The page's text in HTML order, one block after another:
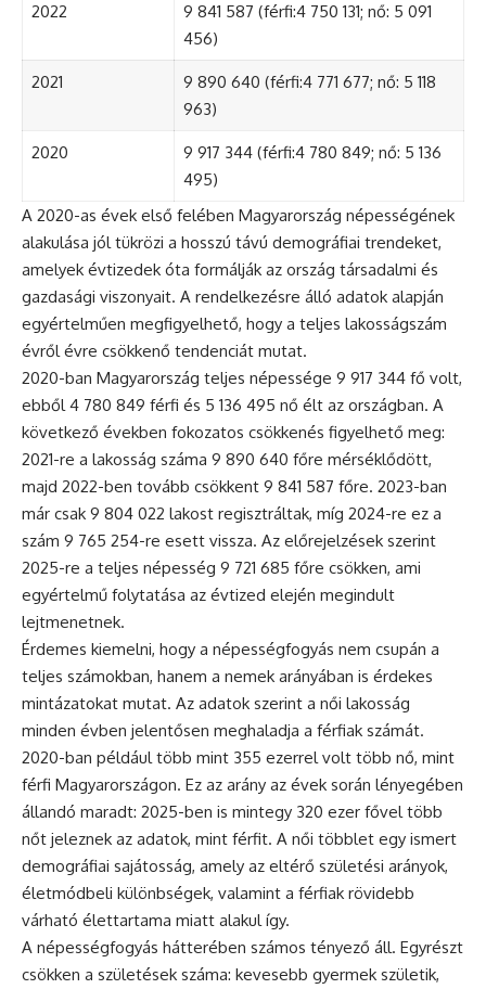
2022
9 841 587 (férfi:4 750 131; nő: 5 091
456)
2021
9 890 640 (férfi:4 771 677; nő: 5 118
963)
2020
9 917 344 (férfi:4 780 849; nő: 5 136
495)
A 2020-as évek első felében Magyarország népességének
alakulása jól tükrözi a hosszú távú demográfiai trendeket,
amelyek évtizedek óta formálják az ország társadalmi és
gazdasági viszonyait. A rendelkezésre álló adatok alapján
egyértelműen megfigyelhető, hogy a teljes lakosságszám
évről évre csökkenő tendenciát mutat.
2020-ban Magyarország teljes népessége 9 917 344 fő volt,
ebből 4 780 849 férfi és 5 136 495 nő élt az országban. A
következő években fokozatos csökkenés figyelhető meg:
2021-re a lakosság száma 9 890 640 főre mérséklődött,
majd 2022-ben tovább csökkent 9 841 587 főre. 2023-ban
már csak 9 804 022 lakost regisztráltak, míg 2024-re ez a
szám 9 765 254-re esett vissza. Az előrejelzések szerint
2025-re a teljes népesség 9 721 685 főre csökken, ami
egyértelmű folytatása az évtized elején megindult
lejtmenetnek.
Érdemes kiemelni, hogy a népességfogyás nem csupán a
teljes számokban, hanem a nemek arányában is érdekes
mintázatokat mutat. Az adatok szerint a női lakosság
minden évben jelentősen meghaladja a férfiak számát.
2020-ban például több mint 355 ezerrel volt több nő, mint
férfi Magyarországon. Ez az arány az évek során lényegében
állandó maradt: 2025-ben is mintegy 320 ezer fővel több
nőt jeleznek az adatok, mint férfit. A női többlet egy ismert
demográfiai sajátosság, amely az eltérő születési arányok,
életmódbeli különbségek, valamint a férfiak rövidebb
várható élettartama miatt alakul így.
A népességfogyás hátterében számos tényező áll. Egyrészt
csökken a születések száma: kevesebb gyermek születik,